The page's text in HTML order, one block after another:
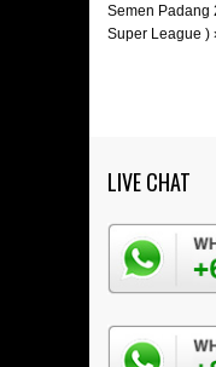
Semen Padang
Super League )
LIVE CHAT